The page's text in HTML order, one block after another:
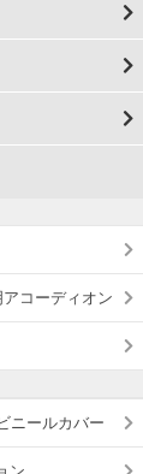
アコーディオン
ニールカバー